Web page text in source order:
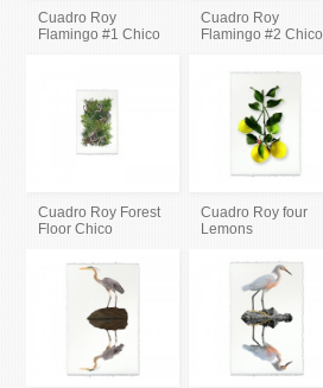
Cuadro Roy
Flamingo #1 Chico
Cuadro Roy
Flamingo #2 Chico
Cuadro Roy Forest
Floor Chico
Cuadro Roy four
Lemons